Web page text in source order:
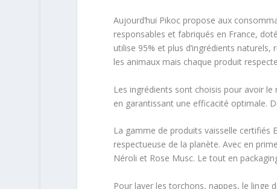
Aujourd’hui Pikoc propose aux
responsables et fabriqués en France,
utilise 95% et plus d’ingrédients
les animaux mais chaque produit
Les ingrédients sont choisis pour avoir
en garantissant une efficacité optimale.
La gamme de produits vaisselle certifiés
respectueuse de la planète. Avec en
Néroli et Rose Musc. Le tout en
Pour laver les torchons, nappes, le linge